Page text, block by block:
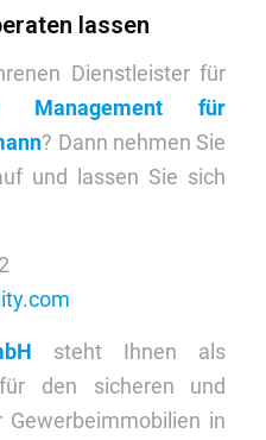
lassen
Dienstleister für
Management für
? Dann nehmen Sie
und lassen Sie sich
steht Ihnen als
den sicheren und
in